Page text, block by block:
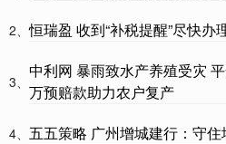
2、恒瑞盈 收到“补税提醒”尽快
3、
中利网 暴雨致水产养殖受灾
万预赔款助力农户复产
4、 五五策略 广州增城建行：守住